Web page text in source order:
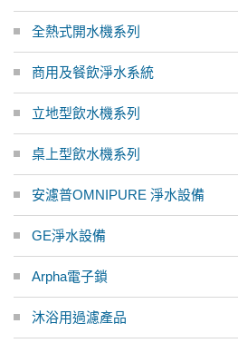
全熱式開水機系列
商用及餐飲淨水系統
立地型飲水機系列
桌上型飲水機系列
安濾普OMNIPURE 淨水設備
GE淨水設備
Arpha電子鎖
沐浴用過濾產品